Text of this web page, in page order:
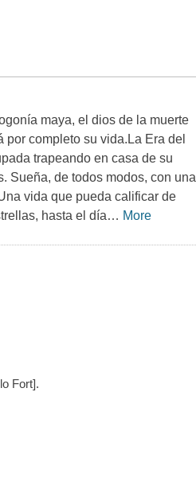
maya, el dios de la muerte
completo su vida.La Era del
trapeando en casa de su
Sueña, de todos modos, con una
vida que pueda calificar de
hasta el día… More
Fort].